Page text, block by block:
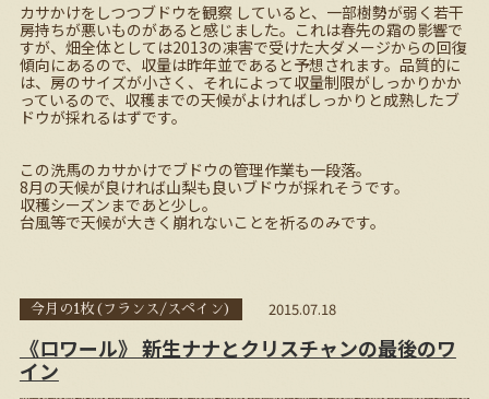
カサかけをしつつブドウを観察 していると、一部樹勢が弱く若干
房持ちが悪いものがあると感じました。これは春先の霜の影響で
すが、畑全体としては2013の凍害で受けた大ダメージからの回復
傾向にあるので、収量は昨年並であると予想されます。品質的に
は、房のサイズが小さく、それによって収量制限がしっかりかか
っているので、収穫までの天候がよければしっかりと成熟したブ
ドウが採れるはずです。
この洗馬のカサかけでブドウの管理作業も一段落。
8月の天候が良ければ山梨も良いブドウが採れそうです。
収穫シーズンまであと少し。
台風等で天候が大きく崩れないことを祈るのみです。
今月の1枚(フランス/スペイン) 2015.07.18
《ロワール》 新生ナナとクリスチャンの最後のワ
イン